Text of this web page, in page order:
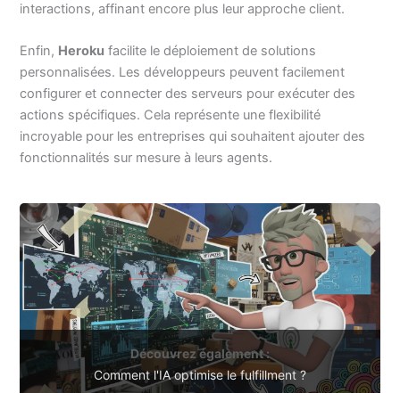
interactions, affinant encore plus leur approche client.
Enfin, Heroku facilite le déploiement de solutions
personnalisées. Les développeurs peuvent facilement
configurer et connecter des serveurs pour exécuter des
actions spécifiques. Cela représente une flexibilité
incroyable pour les entreprises qui souhaitent ajouter des
fonctionnalités sur mesure à leurs agents.
Découvrez également :
Comment l'IA optimise le fulfillment ?